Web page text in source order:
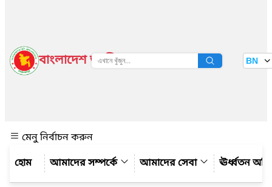
বাংলাদেশ জাতীয় তথ্য বাতায়ন BN
মেনু নির্বাচন করুন
আমাদের সম্পর্কে
আমাদের সেবা ঊর্ধ্বতন